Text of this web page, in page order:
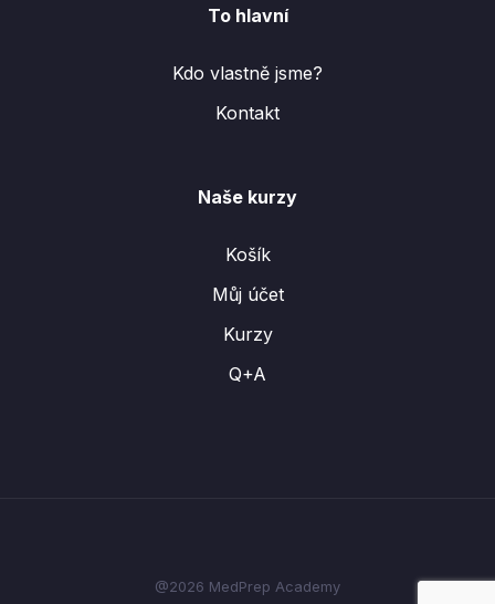
To hlavní
Kdo vlastně jsme?
Kontakt
Naše kurzy
Košík
Můj účet
Kurzy
Q+A
@2026 MedPrep Academy